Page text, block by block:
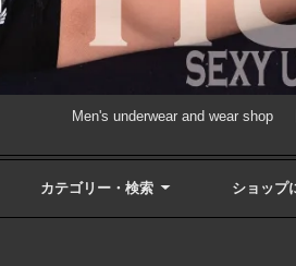
Men's underwear and wear shop
カテゴリー・検索 ショップ